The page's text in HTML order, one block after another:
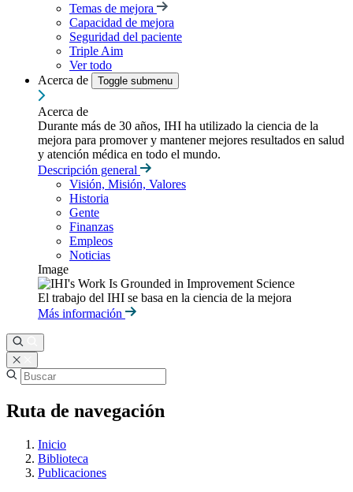
Temas de mejora
Capacidad de mejora
Seguridad del paciente
Triple Aim
Ver todo
Acerca de
Toggle submenu
Acerca de
Durante más de 30 años, IHI ha utilizado la ciencia de la
mejora para promover y mantener mejores resultados en salud
y atención médica en todo el mundo.
Descripción general
Visión, Misión, Valores
Historia
Gente
Finanzas
Empleos
Noticias
Image
El trabajo del IHI se basa en la ciencia de la mejora
Más información
Ruta de navegación
Inicio
Biblioteca
Publicaciones